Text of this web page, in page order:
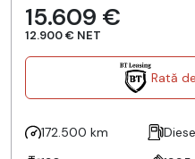
15.609 €
12.900 € NET
Rată
172.500 km